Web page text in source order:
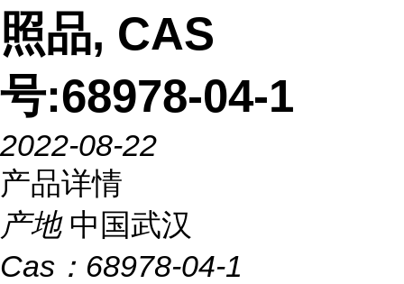
照品, CAS
号:68978-04-1
2022-08-22
产品详情
产地 中国武汉
Cas： 68978-04-1